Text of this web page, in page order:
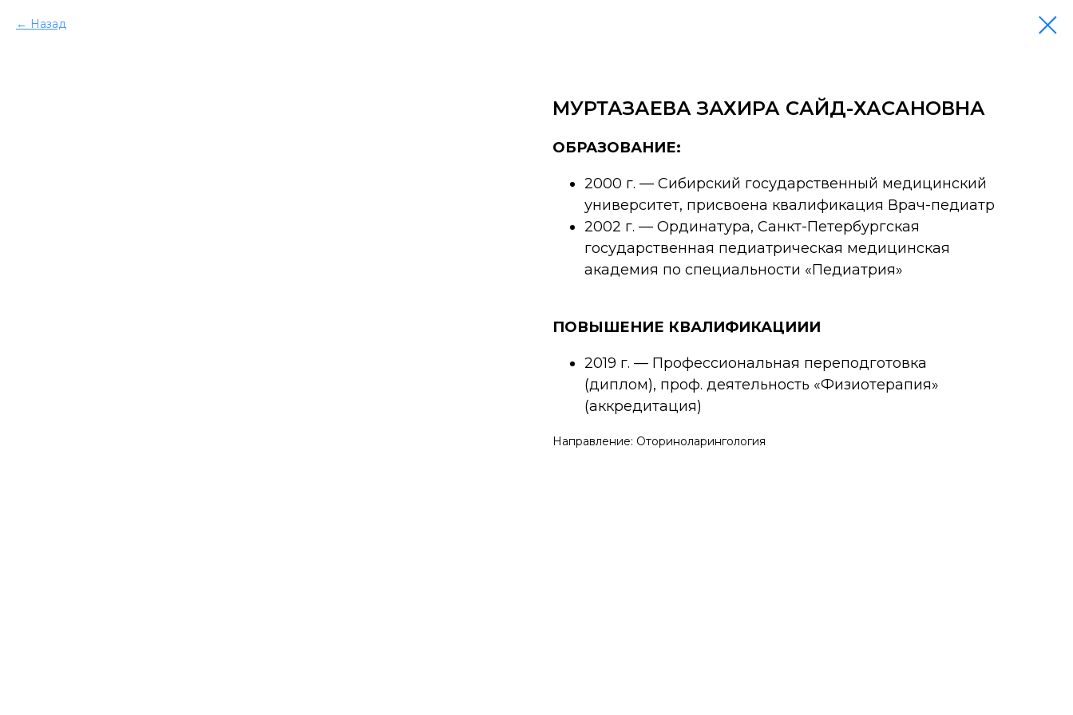
Назад
МУРТАЗАЕВА ЗАХИРА САЙД-ХАСАНОВНА
ОБРАЗОВАНИЕ:
2000 г. — Сибирский государственный медицинский
университет, присвоена квалификация Врач-педиатр
2002 г. — Ординатура, Санкт-Петербургская
государственная педиатрическая медицинская
академия по специальности «Педиатрия»
ПОВЫШЕНИЕ КВАЛИФИКАЦИИИ
2019 г. — Профессиональная переподготовка
(диплом), проф. деятельность «Физиотерапия»
(аккредитация)
Направление: Оториноларингология